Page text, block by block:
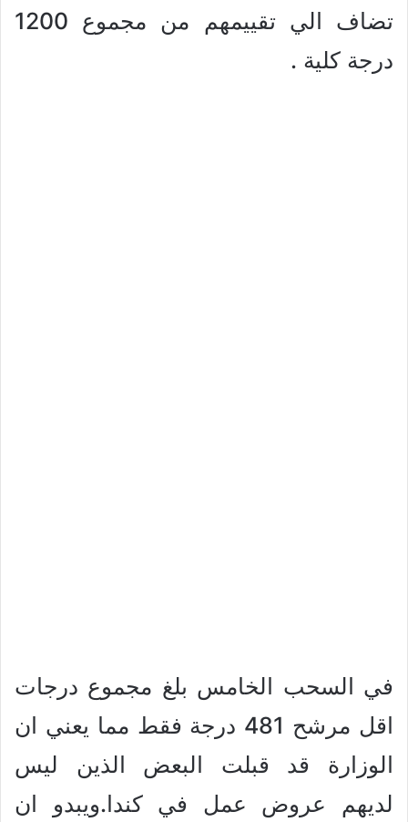
تضاف الي تقييمهم من مجموع 1200
درجة كلية .
في السحب الخامس بلغ مجموع درجات
اقل مرشح 481 درجة فقط مما يعني ان
الوزارة قد قبلت البعض الذين ليس
لديهم عروض عمل في كندا.ويبدو ان